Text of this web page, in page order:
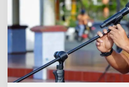
a
k
A
S
N
T
e
r